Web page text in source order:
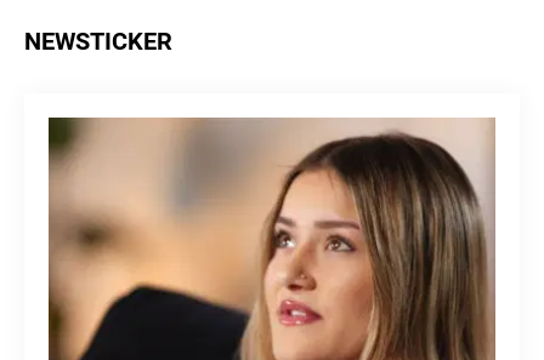
NEWSTICKER